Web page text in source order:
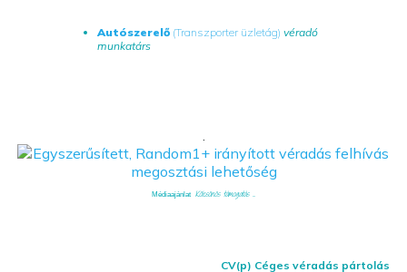
Autószerelő (Transzporter üzletág) véradó
munkatárs
Médiaajánlat Kölcsönös támogatás ...
CV(p) Céges véradás pártolás